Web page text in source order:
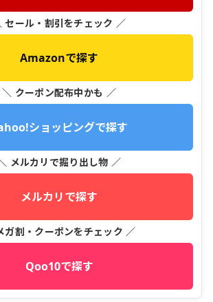
セール・割引をチェック ／
Amazonで探す
＼ クーポン配布中かも ／
ショッピングで探す
メルカリで掘り出し物 ／
メルカリで探す
ガ割・クーポンをチェック ／
Qoo10で探す